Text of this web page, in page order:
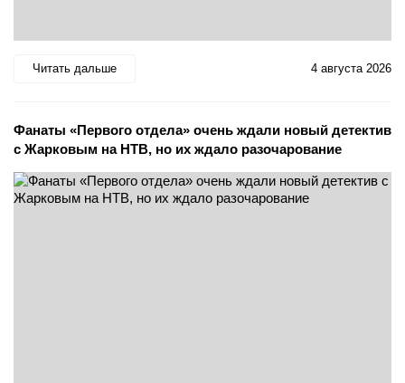
Читать дальше 4 августа 2026
Фанаты «Первого отдела» очень ждали новый детектив
с Жарковым на НТВ, но их ждало разочарование